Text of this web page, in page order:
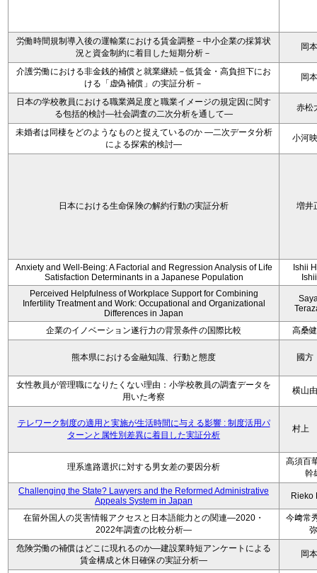
労働時間規制導入後の運輸業における賃金調整－中小企業の採算状
況と資金制約に着目した短期分析－
岡
介護労働における非金銭的補償と就業継続－低賃金・高負担下にお
ける「虚偽補償」の実証分析－
岡
日本の学校教員における職業満足度と職業イメージの規定因に関す
る包括的検討―社会調査の二次分析を通して―
赤松
未婚者は同棲をどのようなものと捉えているのか —二次データ分析
による探索的検討—
小河
日本における生命保険の解約行動の実証分析 増井
Anxiety and Well-Being: A Factorial and Regression Analysis of Life
Satisfaction Determinants in a Japanese Population
Ishii
Perceived Helpfulness of Workplace Support for Combining
Infertility Treatment and Work: Occupational and Organizational
Differences in Japan
企業のイノベーション遂行力の背景条件の国際比較 高桑
熊本県における金融知識、行動と態度 國
女性教員が管理職になりたくない理由：小学校教員の調査データを
用いた考察
横山
テレワーク制度の適用と実施が生活時間に与える影響 : 制度活用パ
ターンと属性別差異に着目した実証分析
村上
理系進路選択に対する男女差の要因分析
高須百
幹
Challenging the State? Lawyers and the Reformed Administrative
Appeals System in Japan
Rieko
在留外国人の災害情報アクセスと日本語能力との関連―2020・
2022年調査の比較分析―
今﨑常
弥
危険労働の補償はどこに現れるのか―建設業時短アンケートによる
賃金構成と休日確保の実証分析―
岡